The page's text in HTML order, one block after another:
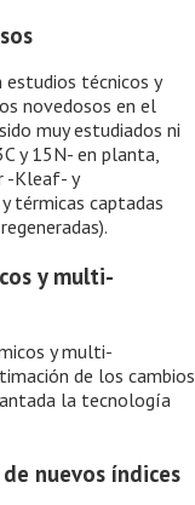
técnicos y
novedosos en el
muy estudiados ni
y 15N- en planta,
-Kleaf- y
térmicas captadas
y multi-
y multi-
de los cambios
la tecnología
nuevos índices